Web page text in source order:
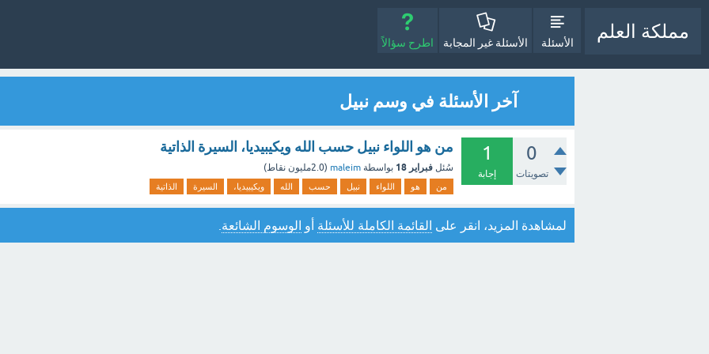
مملكة العلم
الأسئلة الأسئلة غير المجابة اطرح سؤالاً
آخر الأسئلة في وسم نبيل
0
تصويتات
1
إجابة
من هو اللواء نبيل حسب الله ويكيبيديا، السيرة الذاتية
سُئل فبراير 18 بواسطة maleim
(2.0مليون نقاط)
من هو اللواء نبيل حسب الله ويكيبيديا، السيرة الذاتية
لمشاهدة المزيد، انقر على القائمة الكاملة للأسئلة أو الوسوم الشائعة